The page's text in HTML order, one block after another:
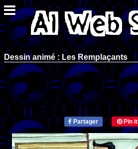
Dessin animé : Les Remplaçants
Partager Pin it